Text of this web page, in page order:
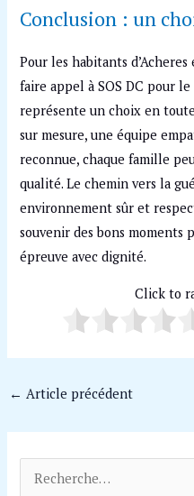
Conclusion : un
Pour les habitants
faire appel à SOS DC pour
représente un choix en
sur mesure, une équipe
reconnue, chaque famille
qualité. Le chemin vers la
environnement sûr et
souvenir des bons moments
épreuve avec dignité.
Click to
← Article précédent